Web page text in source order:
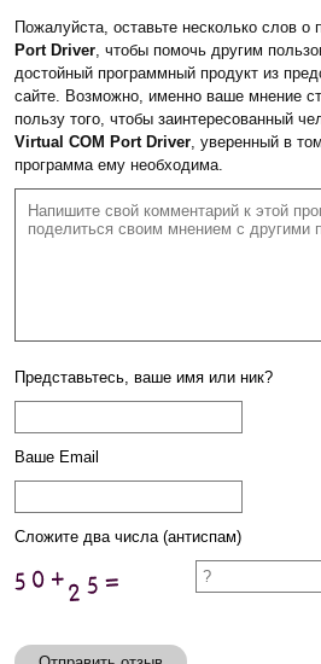
Пожалуйста, оставьте несколько слов о
Port Driver, чтобы помочь другим
достойный программный продукт из
сайте. Возможно, именно ваше мнение
пользу того, чтобы заинтересованный
Virtual COM Port Driver, уверенный в
программа ему необходима.
Представьтесь, ваше имя или ник?
Ваше Email
Сложите два числа (антиспам)